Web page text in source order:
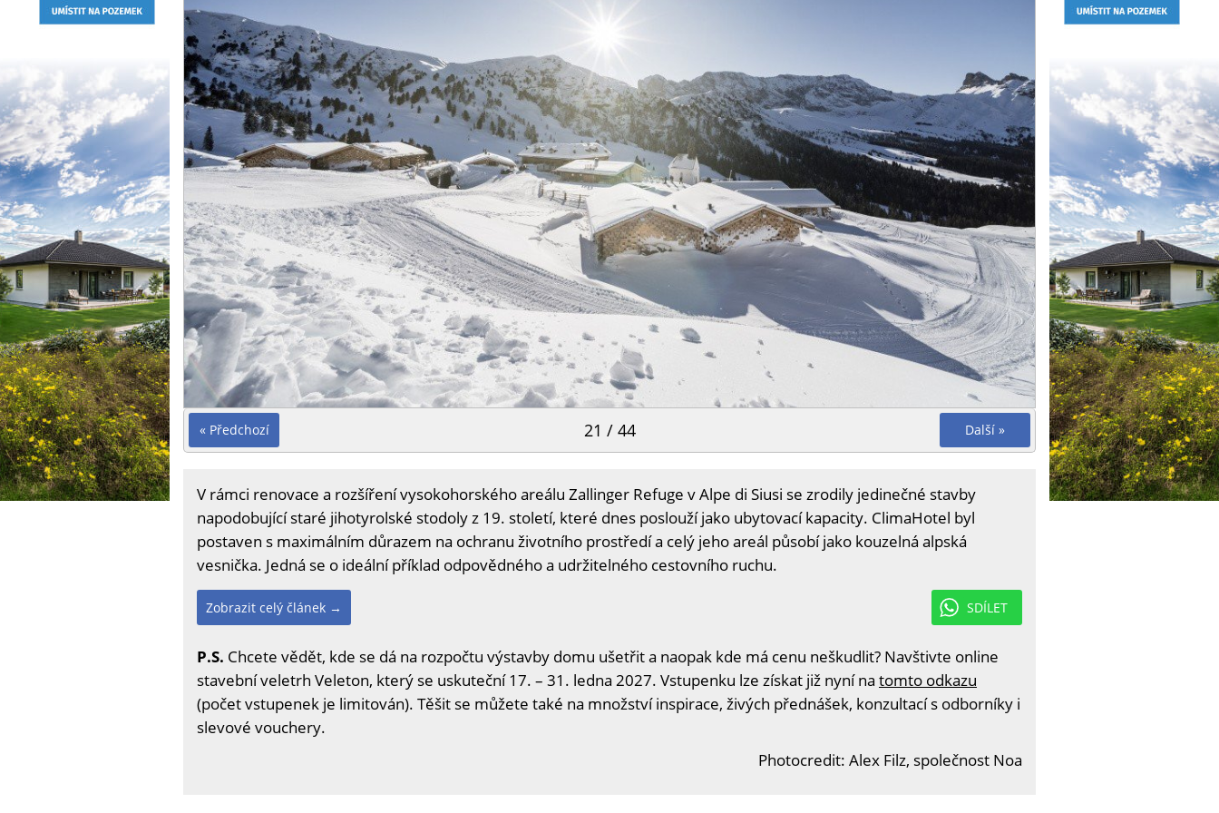
« Předchozí Další »
21 / 44
V rámci renovace a rozšíření vysokohorského areálu Zallinger Refuge v Alpe di Siusi se zrodily jedinečné stavby
napodobující staré jihotyrolské stodoly z 19. století, které dnes poslouží jako ubytovací kapacity. ClimaHotel byl
postaven s maximálním důrazem na ochranu životního prostředí a celý jeho areál působí jako kouzelná alpská
vesnička. Jedná se o ideální příklad odpovědného a udržitelného cestovního ruchu.
SDÍLET
Zobrazit celý článek →
P.S. Chcete vědět, kde se dá na rozpočtu výstavby domu ušetřit a naopak kde má cenu neškudlit? Navštivte online
stavební veletrh Veleton, který se uskuteční 17. – 31. ledna 2027. Vstupenku lze získat již nyní na tomto odkazu
(počet vstupenek je limitován). Těšit se můžete také na množství inspirace, živých přednášek, konzultací s odborníky i
slevové vouchery.
Photocredit: Alex Filz, společnost Noa